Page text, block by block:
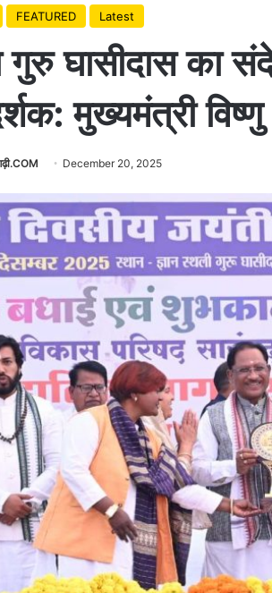
FEATURED Latest
गुरु घासीदास का
मुख्यमंत्री
December 20, 2025